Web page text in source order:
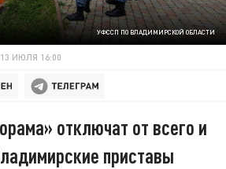
УФССП ПО ВЛАДИМИРСКОЙ ОБЛАСТИ
13 ИЮЛЯ 16:00
отключат от всего и
приставы